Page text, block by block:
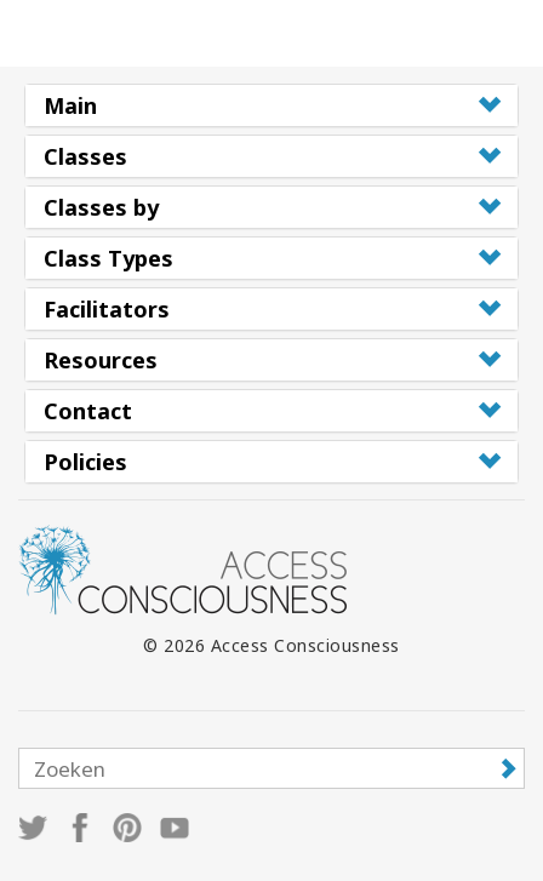
Main
Classes
Classes by
Class Types
Facilitators
Resources
Contact
Policies
© 2026 Access Consciousness